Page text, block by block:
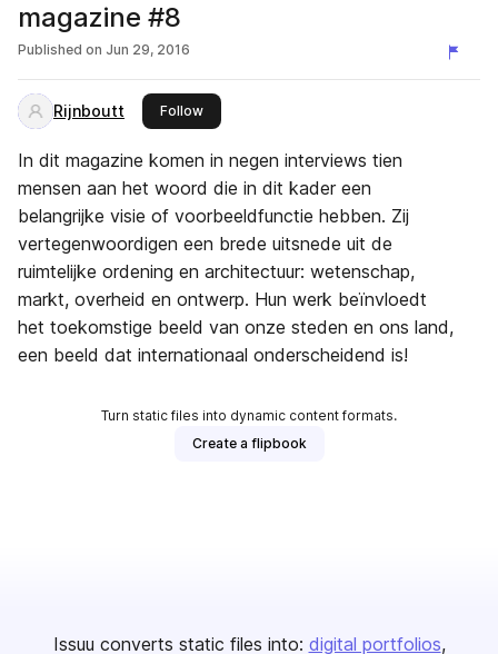
magazine #8
Published on Jun 29, 2016
Rijnboutt Followthis publisher
In dit magazine komen in negen interviews tien
mensen aan het woord die in dit kader een
belangrijke visie of voorbeeldfunctie hebben. Zij
vertegenwoordigen een brede uitsnede uit de
ruimtelijke ordening en architectuur: wetenschap,
markt, overheid en ontwerp. Hun werk beïnvloedt
het toekomstige beeld van onze steden en ons land,
een beeld dat internationaal onderscheidend is!
Turn static files into dynamic content formats.
Create a flipbook
Issuu converts static files into: digital portfolios